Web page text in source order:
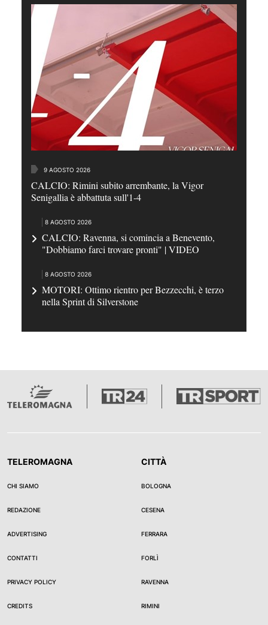
9 AGOSTO 2026
CALCIO: Rimini subito arrembante, la Vigor
Senigallia è abbattuta sull'1-4
8 AGOSTO 2026
CALCIO: Ravenna, si comincia a Benevento,
"Dobbiamo farci trovare pronti" | VIDEO
8 AGOSTO 2026
MOTORI: Ottimo rientro per Bezzecchi, è terzo
nella Sprint di Silverstone
TELEROMAGNA
CHI SIAMO
REDAZIONE
ADVERTISING
CONTATTI
PRIVACY POLICY
CREDITS
CITTÀ
BOLOGNA
CESENA
FERRARA
FORLÌ
RAVENNA
RIMINI